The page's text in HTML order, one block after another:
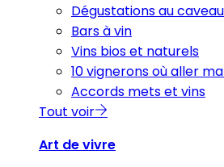
Dégustations au caveau
Bars à vin
Vins bios et naturels
10 vignerons où aller
Accords mets et vins
Tout voir
Art de vivre